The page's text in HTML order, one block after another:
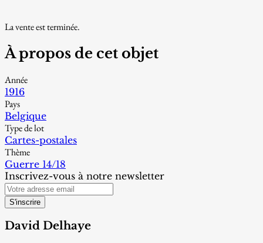
La vente est terminée.
À propos de cet objet
Année
1916
Pays
Belgique
Type de lot
Cartes-postales
Thème
Guerre 14/18
Inscrivez-vous à notre newsletter
S'inscrire
David Delhaye